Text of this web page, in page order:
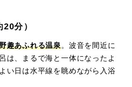
分）
趣あふれる温泉。波音を間近に
は、まるで海と一体になったよ
い日は水平線を眺めながら入浴